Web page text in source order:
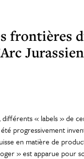
frontières
Jurassien
différents « labels » de
progressivement
en matière de
» est apparue pour